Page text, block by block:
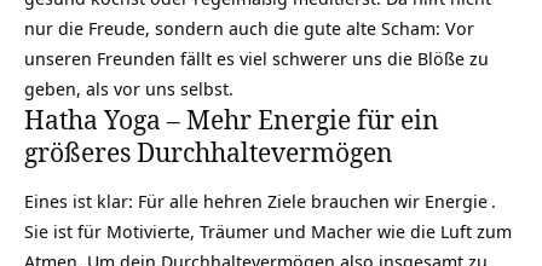
nur die Freude, sondern auch die gute alte Scham: Vor
unseren Freunden fällt es viel schwerer uns die Blöße zu
geben, als vor uns selbst.
Hatha Yoga – Mehr Energie für ein
größeres Durchhaltevermögen
Eines ist klar: Für alle hehren Ziele brauchen wir Energie .
Sie ist für Motivierte, Träumer und Macher wie die Luft zum
Atmen. Um dein Durchhaltevermögen also insgesamt zu